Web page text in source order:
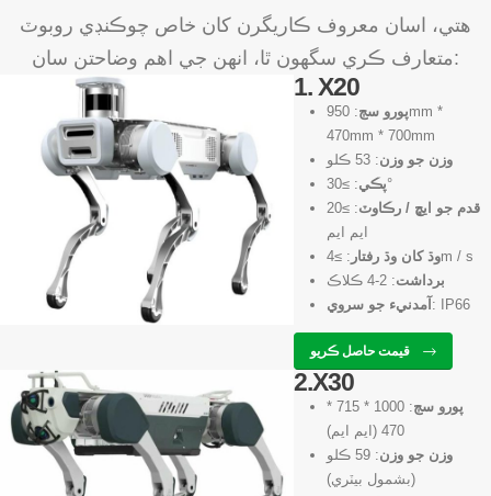
هتي، اسان معروف ڪاريگرن کان خاص چوڪنڊي روبوٽ
متعارف ڪري سگهون ٿا، انهن جي اهم وضاحتن سان:
1. X20
پورو سڄ : 950mm *
470mm * 700mm
وزن جو وزن: 53 ڪلو
پڪي: ≥30°
قدم جو ايڇ / رڪاوٽ
: ≥20
ايم ايم
وڌ کان وڌ رفتار: ≥4m / s
برداشت: 2-4 ڪلاڪ
آمدنيء جو سروي: IP66
قيمت حاصل ڪريو
2.X30
پورو سڄ
: 1000 * 715 *
470 (ايم ايم)
وزن جو وزن
: 59 ڪلو
(بشمول بيٽري)